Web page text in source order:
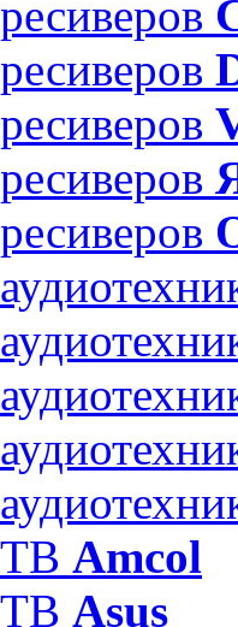
Amcol
Asus